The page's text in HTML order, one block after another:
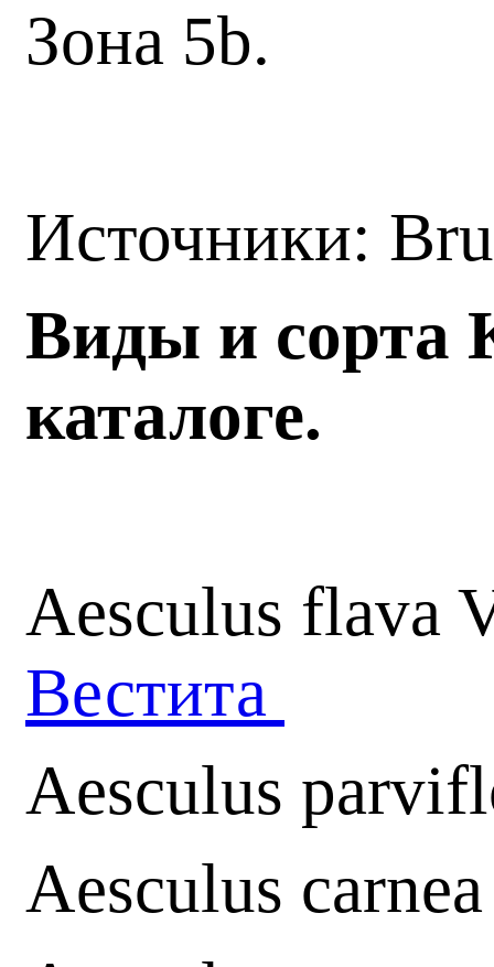
Зона 5b.
Источники:
Виды и сорта
каталоге.
Aesculus flava
Вестита
Aesculus
Aesculus